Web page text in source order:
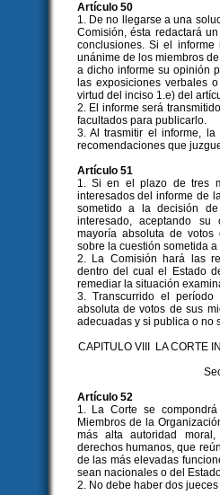
Artículo 50
1. De no llegarse a una
Comisión, ésta redactará
conclusiones. Si el
unánime de los miembros
a dicho informe su opinión
las exposiciones verbales
virtud del inciso 1.e) del
2. El informe será
facultados para publicarlo.
3. Al trasmitir el informe,
recomendaciones que
Artículo 51
1. Si en el plazo de tres
interesados del informe de
sometido a la decisión
interesado, aceptando
mayoría absoluta de
sobre la cuestión sometida
2. La Comisión hará las
dentro del cual el Estado
remediar la situación
3. Transcurrido el
absoluta de votos de sus
adecuadas y si publica o no
CAPITULO VIII LA CORTE
Artículo 52
1. La Corte se
Miembros de la
más alta autoridad
derechos humanos, que
de las más elevadas
sean nacionales o del
2. No debe haber dos